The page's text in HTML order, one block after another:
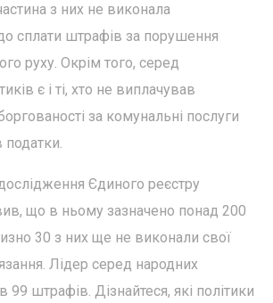
з них не виконала
сплати штрафів за порушення
руху. Окрім того, серед
є і ті, хто не виплачував
за комунальні послуги
податки.
Єдиного реєстру
що в ньому зазначено понад 200
30 з них ще не виконали свої
Лідер серед народних
99 штрафів. Дізнайтеся, які політики